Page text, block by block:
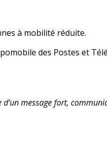
à mobilité réduite.
des Postes et
message fort,